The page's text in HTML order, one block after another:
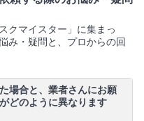
クマイスター」に集まっ
み・疑問と、プロからの回
場合と、業者さんにお願
どのように異なります